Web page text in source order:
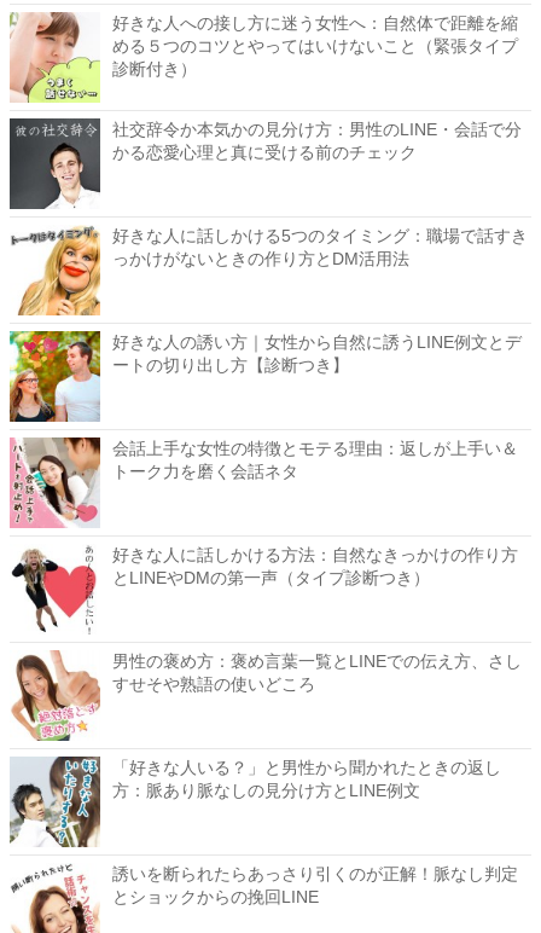
好きな人への接し方に迷う女性へ：自然体で距離を縮
める５つのコツとやってはいけないこと（緊張タイプ
診断付き）
社交辞令か本気かの見分け方：男性のLINE・会話で分
かる恋愛心理と真に受ける前のチェック
好きな人に話しかける5つのタイミング：職場で話すき
っかけがないときの作り方とDM活用法
好きな人の誘い方｜女性から自然に誘うLINE例文とデ
ートの切り出し方【診断つき】
会話上手な女性の特徴とモテる理由：返しが上手い＆
トーク力を磨く会話ネタ
好きな人に話しかける方法：自然なきっかけの作り方
とLINEやDMの第一声（タイプ診断つき）
男性の褒め方：褒め言葉一覧とLINEでの伝え方、さし
すせそや熟語の使いどころ
「好きな人いる？」と男性から聞かれたときの返し
方：脈あり脈なしの見分け方とLINE例文
誘いを断られたらあっさり引くのが正解！脈なし判定
とショックからの挽回LINE